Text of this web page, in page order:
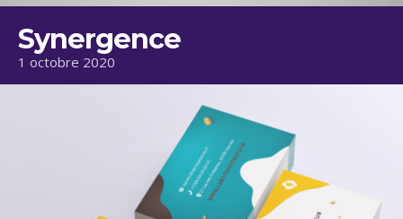
Synergence
1 octobre 2020